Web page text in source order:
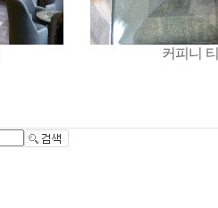
커피니